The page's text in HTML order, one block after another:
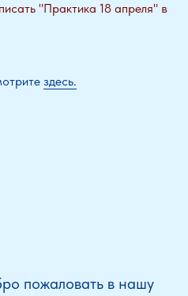
"Практика 18 апреля" в
здесь.
пожаловать в нашу